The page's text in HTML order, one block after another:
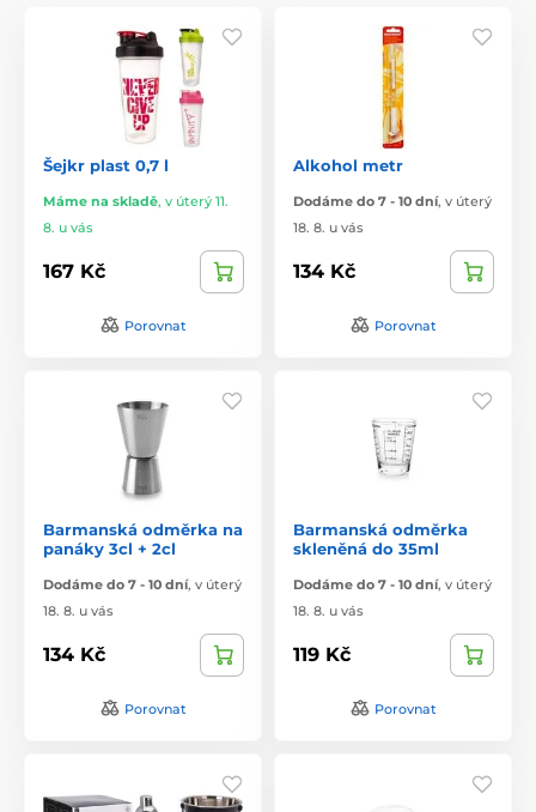
Šejkr plast 0,7 l
Máme na skladě, v úterý 11.
8. u vás
167 Kč
Porovnat
Alkohol metr
Dodáme do 7 - 10 dní, v úterý
18. 8. u vás
134 Kč
Porovnat
Barmanská odměrka na
panáky 3cl + 2cl
Dodáme do 7 - 10 dní, v úterý
18. 8. u vás
134 Kč
Porovnat
Barmanská odměrka
skleněná do 35ml
Dodáme do 7 - 10 dní, v úterý
18. 8. u vás
119 Kč
Porovnat